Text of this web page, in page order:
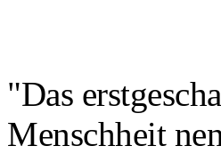
"Das
Menschheit